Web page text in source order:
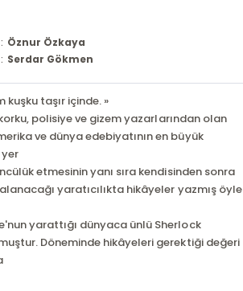
: Öznur Özkaya
: Serdar Gökmen
kuşku taşır içinde. »
polisiye ve gizem yazarlarından olan
ve dünya edebiyatının en büyük
etmesinin yanı sıra kendisinden sonra
yaratıcılıkta hikâyeler yazmış öyle
yarattığı dünyaca ünlü Sherlock
Döneminde hikâyeleri gerektiği değeri